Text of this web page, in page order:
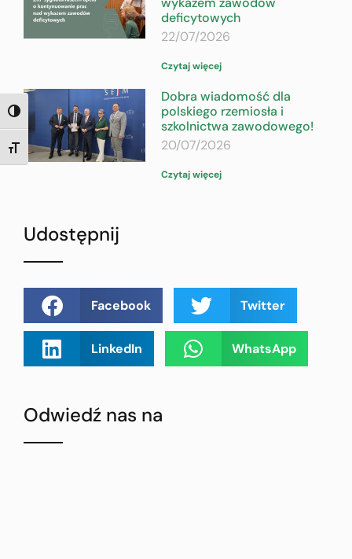
TOGGLE HIGH CONTRAST
TOGGLE FONT SIZE
deficytowych
22/07/2026
Czytaj więcej
Dobra wiadomość dla
polskiego rzemiosła i
szkolnictwa zawodowego!
20/07/2026
Czytaj więcej
Udostępnij
Facebook Twitter
LinkedIn WhatsApp
Odwiedź nas na